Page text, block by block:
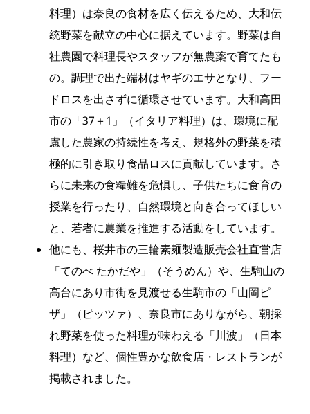
料理）は奈良の食材を広く伝えるため、大和伝
統野菜を献立の中心に据えています。野菜は自
社農園で料理長やスタッフが無農薬で育てたも
の。調理で出た端材はヤギのエサとなり、フー
ドロスを出さずに循環させています。大和高田
市の「37＋1」（イタリア料理）は、環境に配
慮した農家の持続性を考え、規格外の野菜を積
極的に引き取り食品ロスに貢献しています。さ
らに未来の食糧難を危惧し、子供たちに食育の
授業を行ったり、自然環境と向き合ってほしい
と、若者に農業を推進する活動をしています。
他にも、桜井市の三輪素麺製造販売会社直営店
「てのべ たかだや」（そうめん）や、生駒山の
高台にあり市街を見渡せる生駒市の「山岡ピ
ザ」（ピッツァ）、奈良市にありながら、朝採
れ野菜を使った料理が味わえる「川波」（日本
料理）など、個性豊かな飲食店・レストランが
掲載されました。